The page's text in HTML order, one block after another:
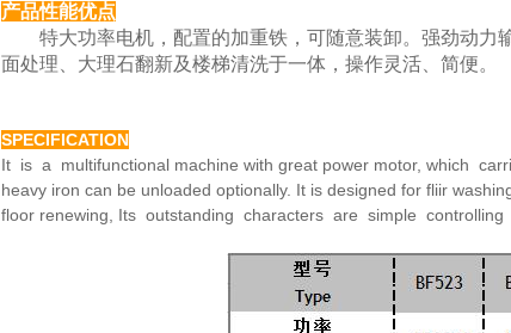
产品性能优点
特大功率电机，配置的加重铁，可随意装卸。强劲动力
面处理、大理石翻新及楼梯清洗于一体，操作灵活、简便。
SPECIFICATION
It is a multifunctional machine with great power motor, which
heavy iron can be unloaded optionally. It is designed for fliir
floor renewing, Its outstanding characters are simple